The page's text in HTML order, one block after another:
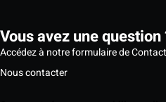
Vous avez une question
Accédez à notre formulaire de
Nous contacter